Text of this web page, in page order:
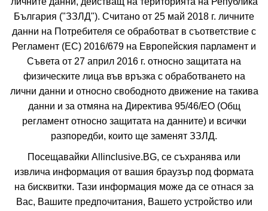
БЪЛГАРИЯ
Още курорти Филтри
 Сортирай по:
-20% настаняване от 09.07 до 24.09
наст. 15.05-18.06; 08.09-24.09;
България ("ЗЗЛД"). Считано от 25 май 2018 г. личните
данни на Потребителя се обработват в съответствие с
Регламент (ЕС) 2016/679 на Европейския парламент и
Съвета от 27 април 2016 г. относно защитата на
физическите лица във връзка с обработването на
лични данни и относно свободното движение на такива
данни и за отмяна на Директива 95/46/EО (Общ
регламент относно защитата на данните) и всички
разпоредби, които ще заменят ЗЗЛД.
Посещавайки Allinclusive.BG, се съхранява или
извлича информация от вашия браузър под формата
на бисквитки. Тази информация може да се отнася за
Вас, Вашите предпочитания, Вашето устройство или